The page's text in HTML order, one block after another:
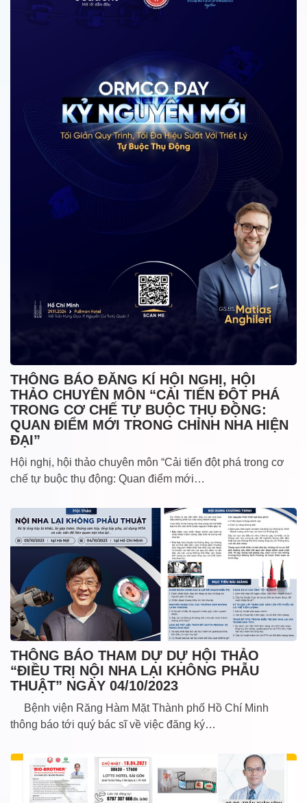
THÔNG BÁO ĐĂNG KÍ HỘI NGHỊ, HỘI
THẢO CHUYÊN MÔN “CẢI TIẾN ĐỘT PHÁ
TRONG CƠ CHẾ TỰ BUỘC THỤ ĐỘNG:
QUAN ĐIỂM MỚI TRONG CHỈNH NHA HIỆN
ĐẠI”
Hội nghị, hội thảo chuyên môn “Cải tiến đột phá trong cơ
chế tự buộc thụ động: Quan điểm mới…
THÔNG BÁO THAM DỰ DỰ HỘI THẢO
“ĐIỀU TRỊ NỘI NHA LẠI KHÔNG PHẪU
THUẬT” NGÀY 04/10/2023
Bệnh viện Răng Hàm Mặt Thành phố Hồ Chí Minh
thông báo tới quý bác sĩ về việc đăng ký…